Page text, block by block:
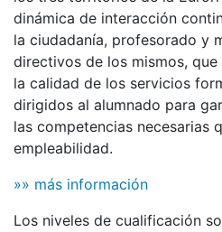
dinámica de interacción
la ciudadanía, profesorado y
directivos de los mismos,
la calidad de los servicios
dirigidos al alumnado para
las competencias necesarias
empleabilidad.
»» más información
Los niveles de cualificación